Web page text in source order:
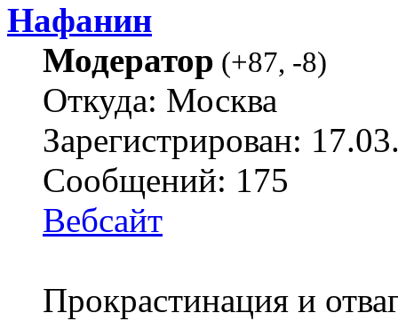
Нафанин
Модератор (+87, -8)
Откуда: Москва
Зарегистрирован:
Сообщений: 175
Вебсайт
Прокрастинация и